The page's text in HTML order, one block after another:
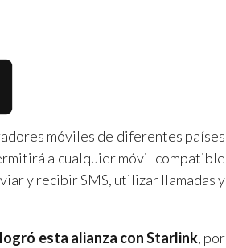
móviles de diferentes países
a cualquier móvil compatible
y recibir SMS, utilizar llamadas y
esta alianza con Starlink, por